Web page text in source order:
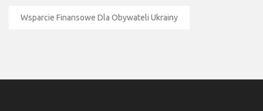
Wsparcie Finansowe Dla Obywateli Ukrainy